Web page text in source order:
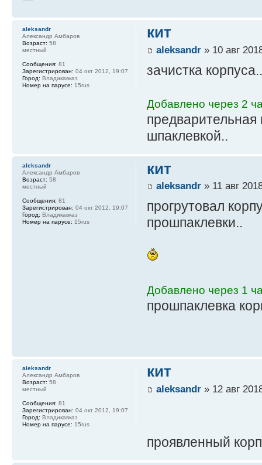
кит
aleksandr» 10 авг
зачистка корпуса..
Добавлено через 2
предварительная
шпаклевкой..
aleksandr
Александр Амбаров
Возраст: 58
местный
Сообщения: 81
Зарегистрирован: 04 окт 2012, 19:07
Город: Владикавказ
Номер на парусе: 15rus
кит
aleksandr» 11 авг
прогрутовал
прошпаклевки..
Добавлено через 1
прошпаклевка
aleksandr
Александр Амбаров
Возраст: 58
местный
Сообщения: 81
Зарегистрирован: 04 окт 2012, 19:07
Город: Владикавказ
Номер на парусе: 15rus
кит
aleksandr» 12 авг
проявленный
aleksandr
Александр Амбаров
Возраст: 58
местный
Сообщения: 81
Зарегистрирован: 04 окт 2012, 19:07
Город: Владикавказ
Номер на парусе: 15rus